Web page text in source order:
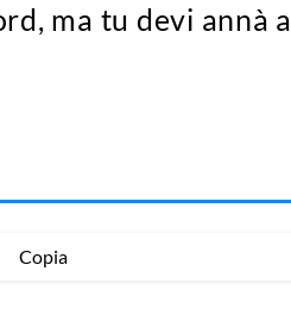
ma tu devi annà a
Copia